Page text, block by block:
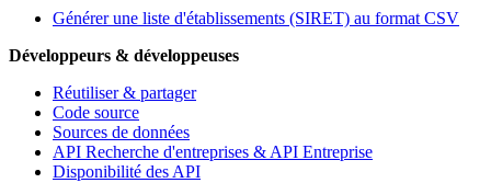
Générer une liste d'établissements (SIRET) au format CSV
Développeurs & développeuses
Réutiliser & partager
Code source
Sources de données
API Recherche d'entreprises & API Entreprise
Disponibilité des API